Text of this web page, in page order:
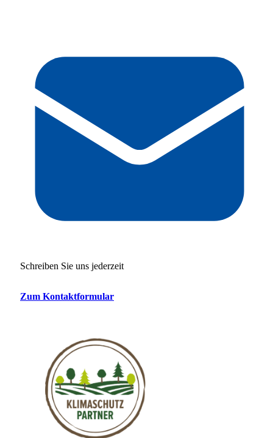
Schreiben Sie uns jederzeit
Zum Kontaktformular